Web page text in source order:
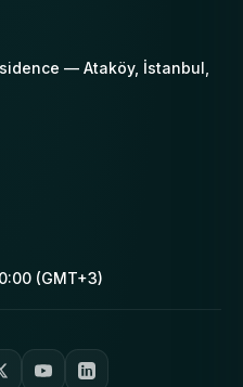
— Ataköy, İstanbul,
(GMT+3)